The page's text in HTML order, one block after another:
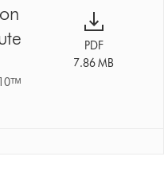
PDF
7.86 MB